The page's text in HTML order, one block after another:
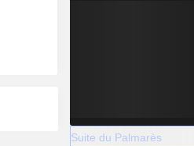
Suite du Palmarès